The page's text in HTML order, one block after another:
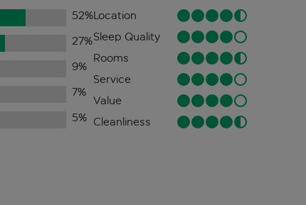
52%
27%
9%
7%
5%
Location
Sleep Quality
Rooms
Service
Value
Cleanliness